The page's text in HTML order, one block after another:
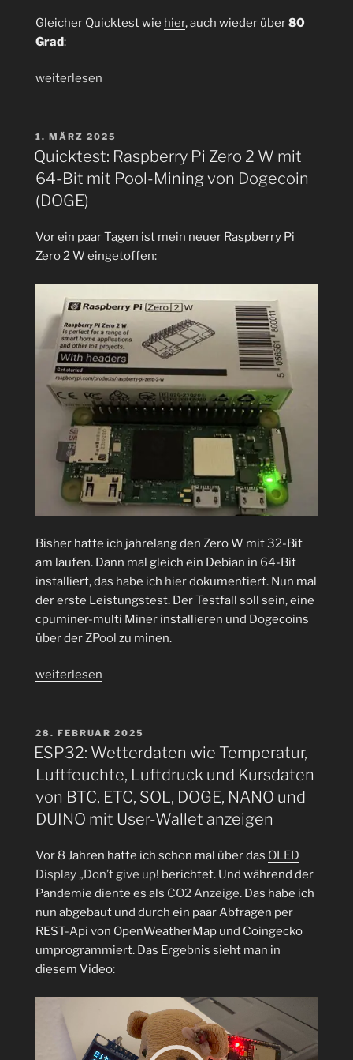
Gleicher Quicktest wie hier, auch wieder über80
Grad:
„Kühlkörper
Pi
Zero
2
W
mit
Quicktest:
Pool-
von
Dogecoin
(DOGE)“
weiterlesen
VERÖFFENTLICHT
AM
1. MÄRZ 2025
Quicktest: Raspberry Pi Zero 2 W mit
64-Bit mit Pool-Mining von Dogecoin
(DOGE)
Vor ein paar Tagen ist mein neuer Raspberry Pi
Zero 2 W eingetoffen:
Bisher hatte ich jahrelang den Zero W mit 32-Bit
am laufen. Dann mal gleich ein Debian in 64-Bit
installiert, das habe ich hierdokumentiert. Nun mal
der erste Leistungstest. Der Testfall soll sein, eine
cpuminer-multi Miner installieren und Dogecoins
über derZPool zu minen.
„Quicktest:
Zero
2
W
64-
Bit
Pool-
Mining
von
Dogecoin
(DOGE)“
weiterlesen
VERÖFFENTLICHT
AM
28. FEBRUAR 2025
ESP32: Wetterdaten wie Temperatur,
Luftfeuchte, Luftdruck und Kursdaten
von BTC, ETC, SOL, DOGE, NANO und
DUINO mit User-Wallet anzeigen
Vor 8 Jahren hatte ich schon mal über das OLED
Display „Don’t give up! berichtet. Und während der
Pandemie diente es als CO2 Anzeige. Das habe ich
nun abgebaut und durch ein paar Abfragen per
REST-Api von OpenWeatherMap und Coingecko
umprogrammiert. Das Ergebnis sieht man in
diesem Video:
Player